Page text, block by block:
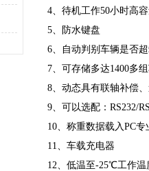
4、待机工作50小时高
5、防水键盘
6、自动判别车辆是否
7、可存储多达1400多
8、动态具有联轴补偿
9、可以选配：RS232/
10、称重数据载入PC专
11、车载充电器
12、低温至-25℃工作温